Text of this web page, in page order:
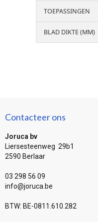
TOEPASSINGEN
BLAD DIKTE (MM)
Contacteer ons
Joruca bv
Liersesteenweg 29b1
2590 Berlaar
03 298 56 09
info@joruca.be
BTW: BE-0811.610.282